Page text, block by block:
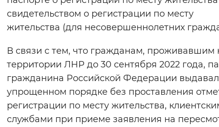
свидетельством о регистрации по месту
жительства (для несовершеннолетних
В связи с тем, что гражданам, проживавшим
территории ЛНР до 30 сентября 2022 года,
гражданина Российской Федерации
упрощенном порядке без проставления
регистрации по месту жительства,
службами при приеме заявления на